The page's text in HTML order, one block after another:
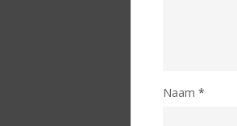
Naam *